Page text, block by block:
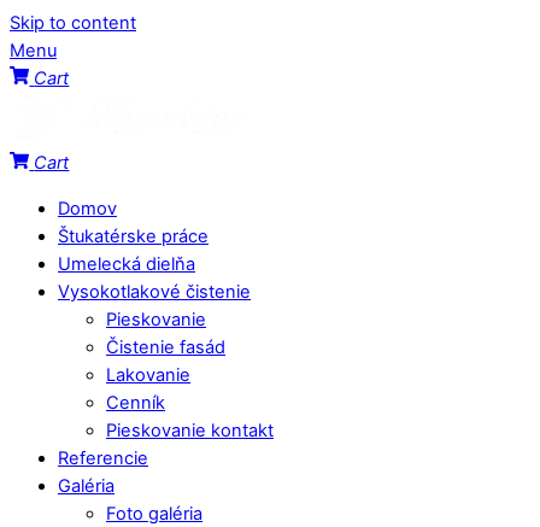
Skip to content
Menu
Cart
Cart
Domov
Štukatérske práce
Umelecká dielňa
Vysokotlakové čistenie
Pieskovanie
Čistenie fasád
Lakovanie
Cenník
Pieskovanie kontakt
Referencie
Galéria
Foto galéria